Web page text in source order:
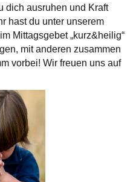
dich ausruhen und Kraft
hast du unter unserem
Mittagsgebet „kurz&heilig“
mit anderen zusammen
vorbei! Wir freuen uns auf